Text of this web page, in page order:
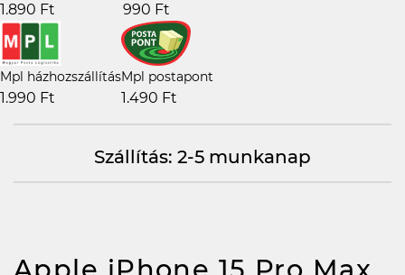
1.890 Ft 990 Ft
Mpl házhozszállítás
1.990 Ft
Mpl postapont
1.490 Ft
Szállítás: 2-5 munkanap